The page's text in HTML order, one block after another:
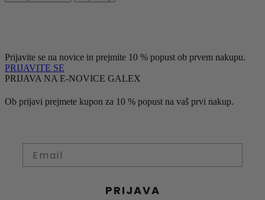
Prijavite se na novice in prejmite 10 % popust ob prvem nakupu.
PRIJAVITE SE
PRIJAVA NA E-NOVICE GALEX
Ob prijavi prejmete kupon za 10 % popust na vaš prvi nakup.
PRIJAVA